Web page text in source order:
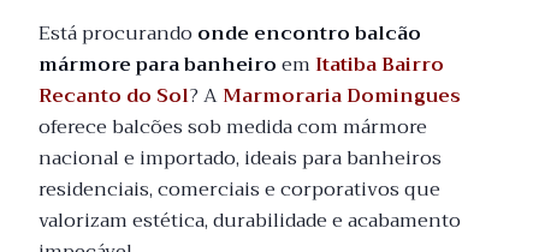
Está procurando onde encontro balcão
mármore para banheiroem Itatiba Bairro
Recanto do Sol? AMarmoraria Domingues
oferece balcões sob medida com mármore
nacional e importado, ideais para banheiros
residenciais, comerciais e corporativos que
valorizam estética, durabilidade e acabamento